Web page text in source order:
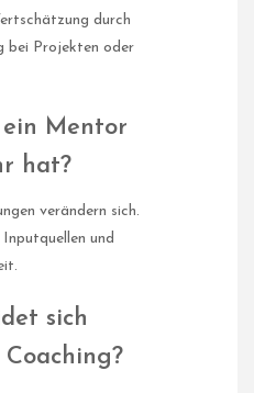
durch
bei Projekten oder
ein Mentor
hat?
verändern sich.
Inputquellen und
sich